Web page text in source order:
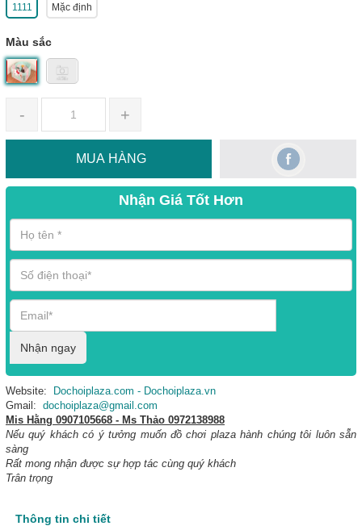
1111 Mặc định
Màu sắc
- +
MUA HÀNG
Nhận Giá Tốt Hơn
Nhận ngay
Website: Dochoiplaza.com - Dochoiplaza.vn
Gmail: dochoiplaza@gmail.com
Mis Hằng 0907105668 - Ms Thảo 0972138988
Nếu quý khách có ý tưởng muốn đồ chơi plazahành chúng tôi luôn sẵn
sàng
Rất mong nhận được sự hợp tác cùng quý khách
Trân trọng
Thông tin chi tiết